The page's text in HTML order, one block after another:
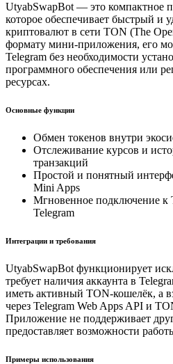
UtyabSwapBot — это компактное
которое обеспечивает быстрый и
криптовалют в сети TON (The
формату мини-приложения, его
Telegram без необходимости
программного обеспечения или
ресурсах.
Основные функции
Обмен токенов внутри
Отслеживание курсов и
транзакций
Простой и понятный
Mini Apps
Мгновенное подключение к
Telegram
Интеграции и требования
UtyabSwapBot функционирует
требует наличия аккаунта в
иметь активный TON-кошелёк, а
через Telegram Web Apps API и
Приложение не поддерживает
предоставляет возможности
Примеры использования